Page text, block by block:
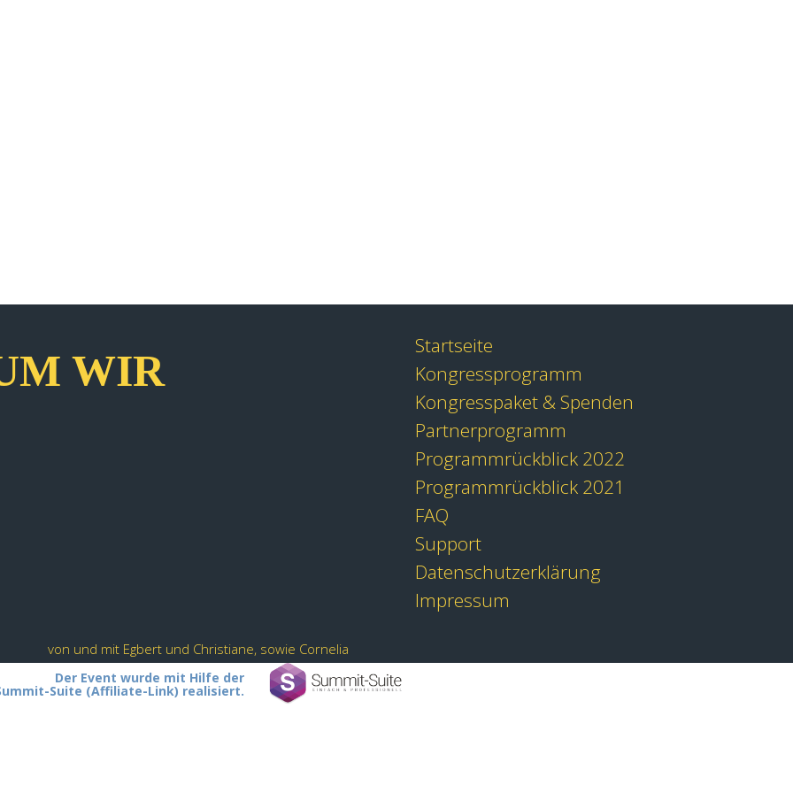
WIR
Startseite
Kongressprogramm
Kongresspaket & Spenden
Partnerprogramm
Programmrückblick 2022
Programmrückblick 2021
FAQ
Support
Datenschutzerklärung
Impressum
von und mit Egbert und Christiane, sowie Cornelia
Der Event wurde mit Hilfe der
Suite (Affiliate-Link) realisiert.